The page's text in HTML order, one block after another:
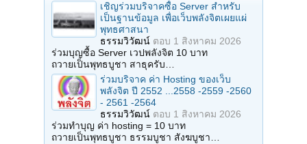
เชิญร่วมบริจาคซื้อ Server สำหรับ
เป็นฐานข้อมูล เพื่อเว็บพลังจิตเผยแผ่
พุทธศาสนา
ธรรมวิวัฒน์ ตอบ 1 สิงหาคม 2026
ร่วมบุญซื้อ Server เวปพลังจิต 10 บาท
ถวายเป็นพุทธบูชา สาธุครับ…
ร่วมบริจาค ค่า Hosting ของเว็บ
พลังจิต ปี 2552 ...2558 -2559 -2560
- 2561 -2564
ธรรมวิวัฒน์ ตอบ 1 สิงหาคม 2026
ร่วมทำบุญ ค่า hosting = 10 บาท
ถวายเป็นพุทธบูชา ธรรมบูชา สังฆบูชา…